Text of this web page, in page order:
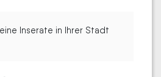
Inserate in Ihrer Stadt